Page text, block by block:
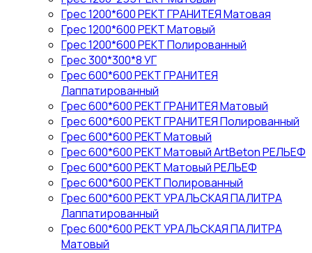
Грес 1200*600 РЕКТ ГРАНИТЕЯ Матовая
Грес 1200*600 РЕКТ Матовый
Грес 1200*600 РЕКТ Полированный
Грес 300*300*8 УГ
Грес 600*600 РЕКТ ГРАНИТЕЯ
Лаппатированный
Грес 600*600 РЕКТ ГРАНИТЕЯ Матовый
Грес 600*600 РЕКТ ГРАНИТЕЯ Полированный
Грес 600*600 РЕКТ Матовый
Грес 600*600 РЕКТ Матовый ArtBeton РЕЛЬЕФ
Грес 600*600 РЕКТ Матовый РЕЛЬЕФ
Грес 600*600 РЕКТ Полированный
Грес 600*600 РЕКТ УРАЛЬСКАЯ ПАЛИТРА
Лаппатированный
Грес 600*600 РЕКТ УРАЛЬСКАЯ ПАЛИТРА
Матовый